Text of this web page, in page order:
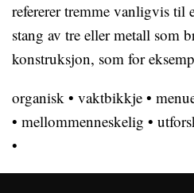
refererer tremme vanligvis til
stang av tre eller metall som
konstruksjon, som for
organisk • vaktbikkje •
• mellommenneskelig •
•